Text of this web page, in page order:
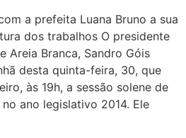
a prefeita Luana Bruno a sua
dos trabalhos O presidente
Areia Branca, Sandro Góis
desta quinta-feira, 30, que
às 19h, a sessão solene de
ano legislativo 2014. Ele